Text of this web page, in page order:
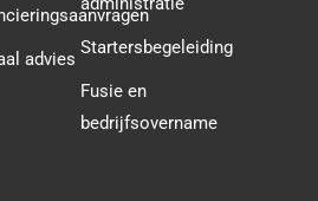
advies
Startersbegeleiding
Fusie en
bedrijfsovername